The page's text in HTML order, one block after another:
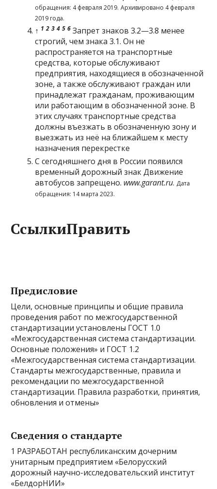
обращения: 4 февраля 2019. Архивировано 4 февраля
2019 года.
↑ 1 2 3 4 5 6 Запрет знаков 3.2—3.8 менее
строгий, чем знака 3.1. Он не
распространяется на транспортные
средства, которые обслуживают
предприятия, находящиеся в обозначенной
зоне, а также обслуживают граждан или
принадлежат гражданам, проживающим
или работающим в обозначенной зоне. В
этих случаях транспортные средства
должны въезжать в обозначенную зону и
выезжать из неё на ближайшем к месту
назначения перекрестке
С сегодняшнего дня в России появился
временный дорожный знак Движение
автобусов запрещено. www.garant.ru. Дата
обращения: 14 марта 2023.
СсылкиПравить
Предисловие
Цели, основные принципы и общие правила
проведения работ по межгосударственной
стандартизации установлены ГОСТ 1.0
«Межгосударственная система стандартизации.
Основные положения» и ГОСТ 1.2
«Межгосударственная система стандартизации.
Стандарты межгосударственные, правила и
рекомендации по межгосударственной
стандартизации. Правила разработки, принятия,
обновления и отмены»
Сведения о стандарте
1 РАЗРАБОТАН республиканским дочерним
унитарным предприятием «Белорусский
дорожный научно-исследовательский институт
«БелдорНИИ»